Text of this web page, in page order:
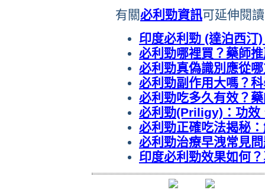
有關必利勁資訊可延伸閱
印度必利勁 (達泊西汀
必利勁哪裡買？藥師
必利勁真偽識別應從
必利勁副作用大嗎？
必利勁吃多久有效？
必利勁(Priligy)：功效
必利勁正確吃法揭秘
必利勁治療早洩常見
印度必利勁效果如何